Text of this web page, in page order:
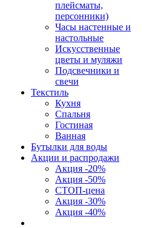
плейсматы,
персонники)
Часы настенные и
настольные
Искусственные
цветы и муляжи
Подсвечники и
свечи
Текстиль
Кухня
Спальня
Гостиная
Ванная
Бутылки для воды
Акции и распродажи
Акция -20%
Акция -50%
СТОП-цена
Акция -30%
Акция -40%